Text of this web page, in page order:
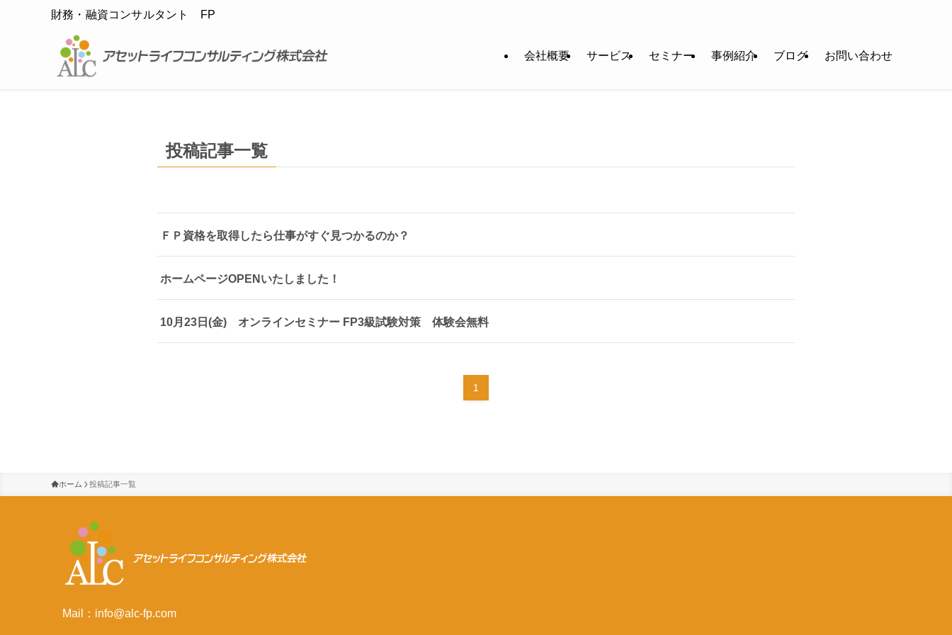
財務・融資コンサルタント FP
会社概要 サービス セミナー 事例紹介 ブログ お問い合わせ
投稿記事一覧
ＦＰ資格を取得したら仕事がすぐ見つかるのか？
ホームページOPENいたしました！
10月23日(金) オンラインセミナー FP3級試験対策 体験会無料
1
ホーム 投稿記事一覧
Mail：info@alc-fp.com